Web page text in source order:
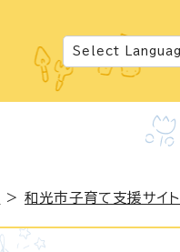
>和光市子育て支援サイト